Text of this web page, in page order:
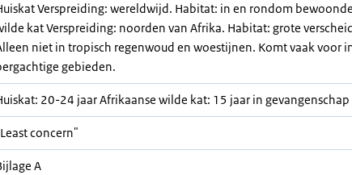
Verspreiding: wereldwijd. Habitat: in en rondom
kat Verspreiding: noorden van Afrika. Habitat: grote
niet in tropisch regenwoud en woestijnen. Komt vaak voor
gebieden.
20-24 jaar Afrikaanse wilde kat: 15 jaar in gevangenschap
concern"
A